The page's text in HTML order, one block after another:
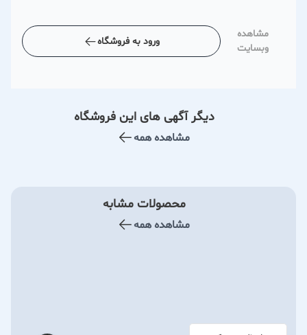
مشاهده
وبسایت
ورود به فروشگاه
دیگر آگهی های این فروشگاه
مشاهده همه
محصولات مشابه
مشاهده همه